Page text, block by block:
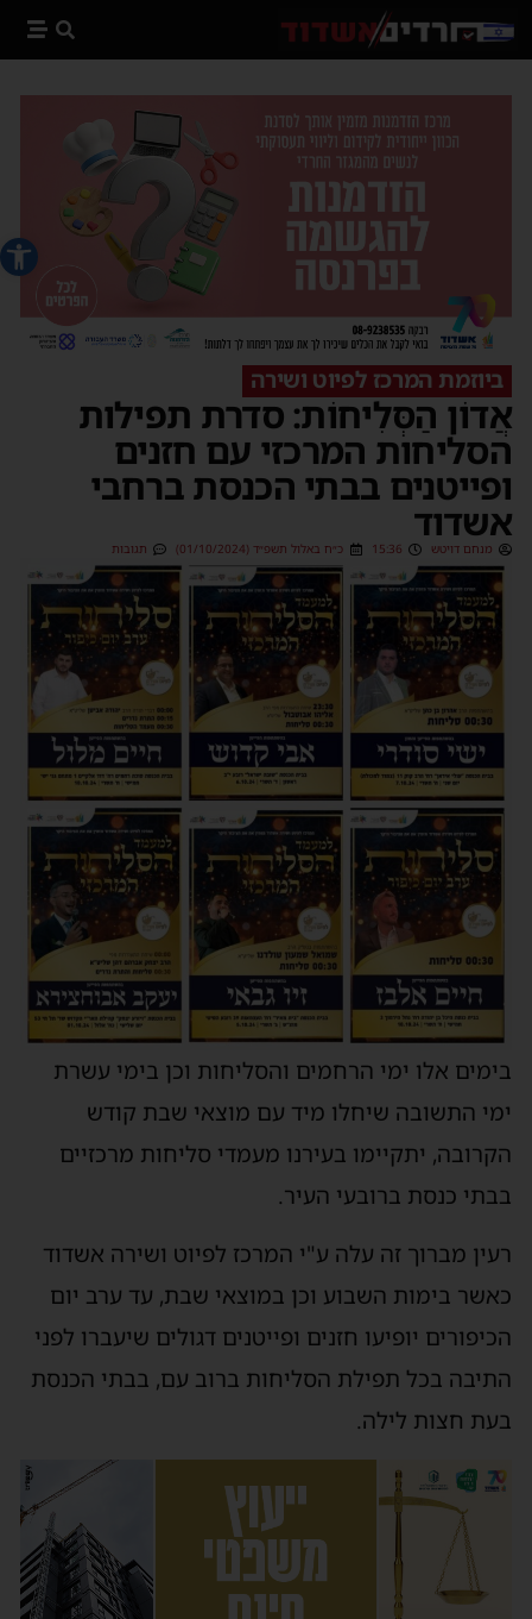
פתח
ביוזמת המרכז לפיוט ושירה
אֲדוֹן הַסְּלִיחוֹת: סדרת תפילות
הסליחות המרכזי עם חזנים
ופייטנים בבתי הכנסת ברחבי
אשדוד
מנחם דויטש 15:36 כ״ח באלול תשפ״ד (01/10/2024) תגובות
בימים אלו ימי הרחמים והסליחות וכן בימי עשרת
ימי התשובה שיחלו מיד עם מוצאי שבת קודש
הקרובה, יתקיימו בעירנו מעמדי סליחות מרכזיים
בבתי כנסת ברובעי העיר.
רעין מברוך זה עלה ע"י המרכז לפיוט ושירה אשדוד
כאשר בימות השבוע וכן במוצאי שבת, עד ערב יום
הכיפורים יופיעו חזנים ופייטנים דגולים שיעברו לפני
התיבה בכל תפילת הסליחות ברוב עם, בבתי הכנסת
בעת חצות לילה.